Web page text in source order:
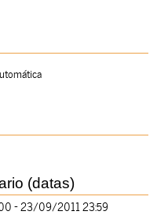
(datas)
- 23/09/2011 23:59